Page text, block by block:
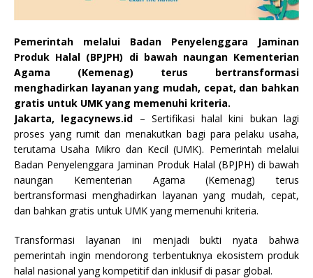
Pemerintah melalui Badan Penyelenggara Jaminan
Produk Halal (BPJPH) di bawah naungan Kementerian
Agama (Kemenag) terus bertransformasi
menghadirkan layanan yang mudah, cepat, dan bahkan
gratis untuk UMK yang memenuhi kriteria.
Jakarta, legacynews.id – Sertifikasi halal kini bukan lagi
proses yang rumit dan menakutkan bagi para pelaku usaha,
terutama Usaha Mikro dan Kecil (UMK). Pemerintah melalui
Badan Penyelenggara Jaminan Produk Halal (BPJPH) di bawah
naungan Kementerian Agama (Kemenag) terus
bertransformasi menghadirkan layanan yang mudah, cepat,
dan bahkan gratis untuk UMK yang memenuhi kriteria.
Transformasi layanan ini menjadi bukti nyata bahwa
pemerintah ingin mendorong terbentuknya ekosistem produk
halal nasional yang kompetitif dan inklusif di pasar global.